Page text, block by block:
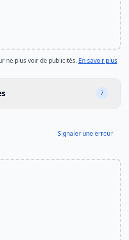
ne plus voir de publicités. En savoir plus
7
Signaler une erreur